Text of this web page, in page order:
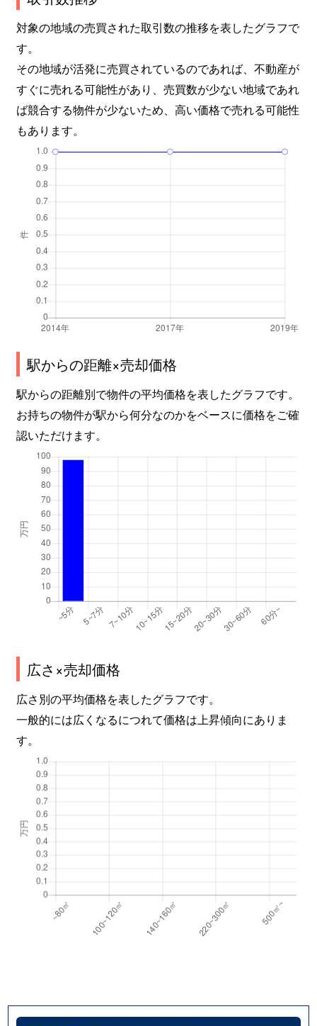
対象の地域の売買された取引数の推移を表したグラフで
す。
その地域が活発に売買されているのであれば、不動産が
すぐに売れる可能性があり、売買数が少ない地域であれ
ば競合する物件が少ないため、高い価格で売れる可能性
もあります。
駅からの距離×売却価格
駅からの距離別で物件の平均価格を表したグラフです。
お持ちの物件が駅から何分なのかをベースに価格をご確
認いただけます。
広さ×売却価格
広さ別の平均価格を表したグラフです。
一般的には広くなるにつれて価格は上昇傾向にありま
す。